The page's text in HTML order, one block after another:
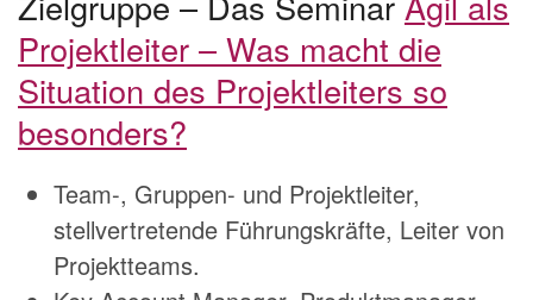
Projektleiter – Was macht die
Situation des Projektleiters so
besonders?
Team-, Gruppen- und Projektleiter,
stellvertretende Führungskräfte, Leiter von
Projektteams.